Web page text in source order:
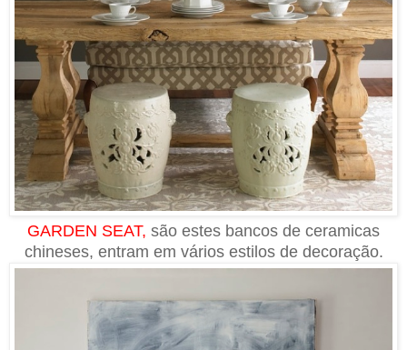
GARDEN SEAT, são estes bancos de ceramicas
chineses, entram em vários estilos de decoração.